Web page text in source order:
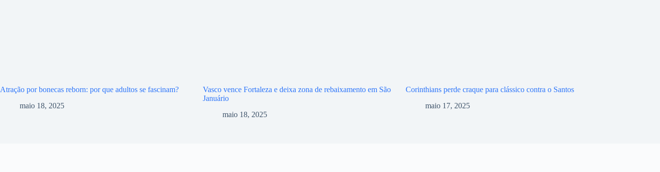
Atração por bonecas reborn: por que adultos se fascinam?
maio 18, 2025
Vasco vence Fortaleza e deixa zona de rebaixamento em São
Januário
maio 18, 2025
Corinthians perde craque para clássico contra o Santos
maio 17, 2025